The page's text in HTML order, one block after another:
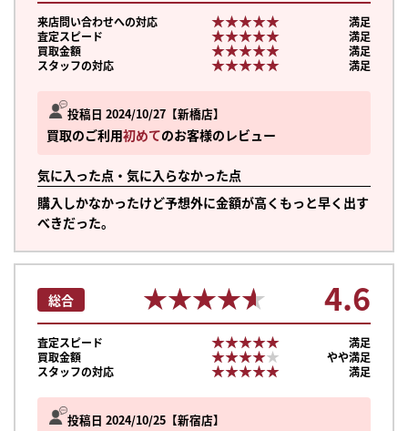
投稿日 2024/10/27 新橋店
買取のご利用初めてのお客様のレビュー
気に入った点・気に入らなかった点
購入しかなかったけど予想外に金額が高くもっと早く出す
べきだった。
来店問い合わせへの対応 ★★★★★
★★★★★
満足
査定スピード
★★★★★
★★★★★
満足
買取金額
★★★★★
★★★★★
満足
スタッフの対応
★★★★★
★★★★★ 満足
投稿日 2024/10/25 新宿店
総合 ★★★★★
★★★★★ 4.6
査定スピード ★★★★★
★★★★★
満足
買取金額
★★★★★
★★★★★
やや満足
スタッフの対応
★★★★★
★★★★★ 満足